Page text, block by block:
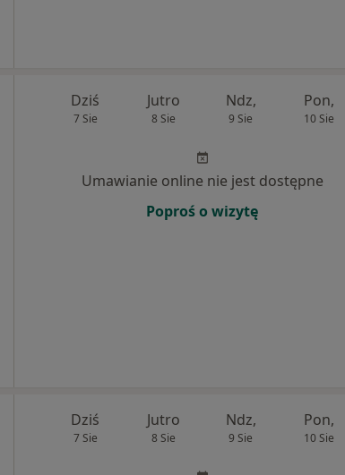
Dziś
7 Sie
Jutro
8 Sie
Ndz,
9 Sie
Pon,
10 Sie
Umawianie online nie jest dostępne
Poproś o wizytę
Dziś
7 Sie
Jutro
8 Sie
Ndz,
9 Sie
Pon,
10 Sie